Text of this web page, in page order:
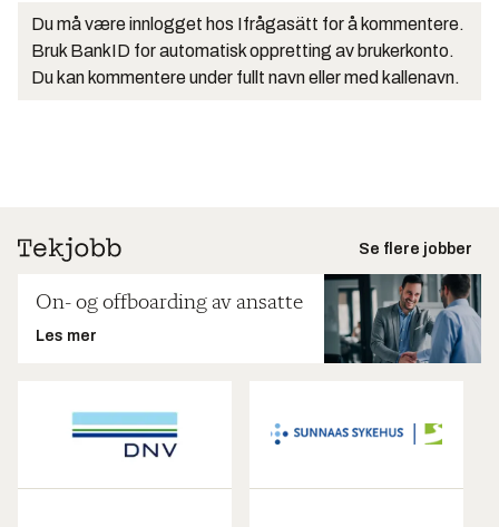
Du må være innlogget hos Ifrågasätt for å kommentere.
Bruk BankID for automatisk oppretting av brukerkonto.
Du kan kommentere under fullt navn eller med kallenavn.
Se flere jobber
On- og offboarding av ansatte
Les mer